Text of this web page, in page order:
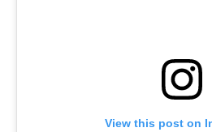
View this post on